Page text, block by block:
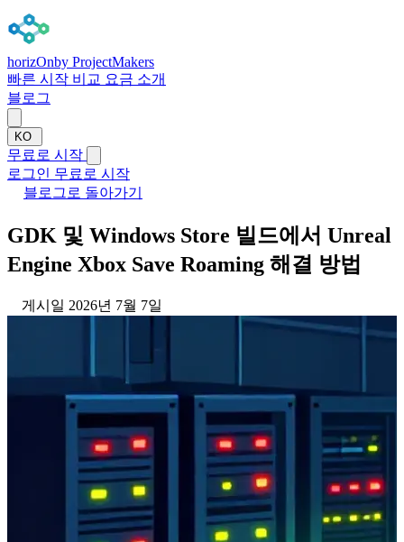
horizOnby ProjectMakers
빠른 시작 비교 요금 소개
블로그
KO
무료로 시작
로그인 무료로 시작
블로그로 돌아가기
GDK 및 Windows Store 빌드에서 Unreal
Engine Xbox Save Roaming 해결 방법
게시일 2026년 7월 7일